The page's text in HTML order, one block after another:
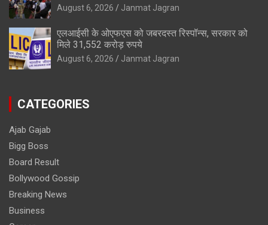
August 6, 2026 Janmat Jagran
एलआईसी के ओएफएस को जबरदस्त रिस्पॉन्स, सरकार को
मिले 31,552 करोड़ रुपये
August 6, 2026 Janmat Jagran
CATEGORIES
Ajab Gajab
Bigg Boss
Board Result
Bollywood Gossip
Breaking News
Business